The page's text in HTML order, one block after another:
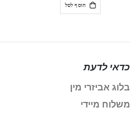
הוסף לסל
כדאי לדעת
בלוג אביזרי מין
משלוח מיידי